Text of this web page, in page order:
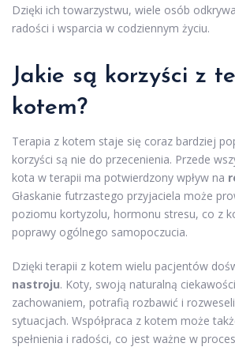
Dzięki ich towarzystwu, wiele osób
radości i wsparcia w codziennym życiu.
Jakie są korzyści z
kotem?
Terapia z kotem staje się coraz bardziej
korzyści są nie do przecenienia. Przede
kota w terapii ma potwierdzony wpływ na
Głaskanie futrzastego przyjaciela może
poziomu kortyzolu, hormonu stresu, co z
poprawy ogólnego samopoczucia.
Dzięki terapii z kotem wielu pacjentów
nastroju. Koty, swoją naturalną
zachowaniem, potrafią rozbawić i
sytuacjach. Współpraca z kotem może
spełnienia i radości, co jest ważne w